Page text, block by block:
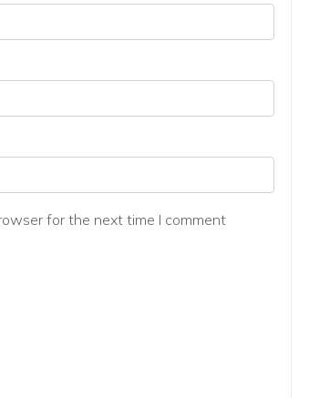
for the next time I comment